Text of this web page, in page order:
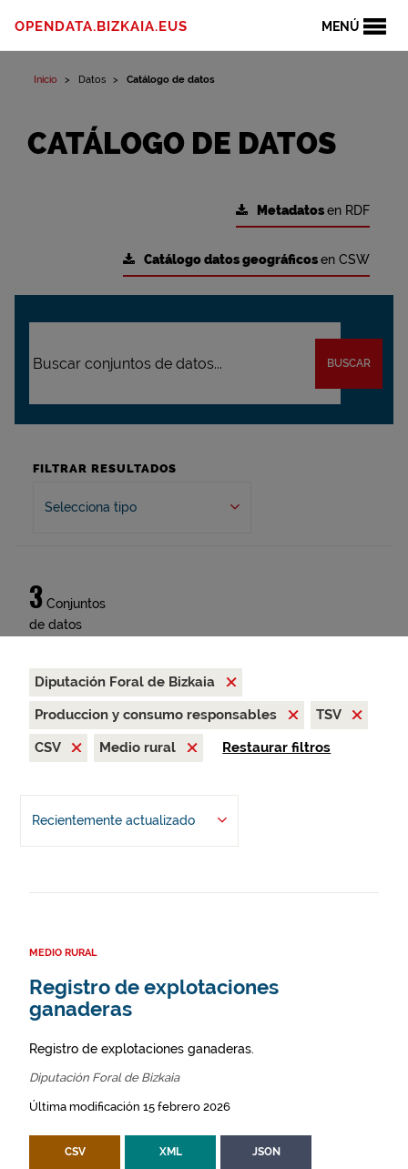
MENÚ
OPENDATA.BIZKAIA.EUS
Inicio Datos Catálogo de datos
CATÁLOGO DE DATOS
Metadatosen RDF
Catálogo datos geográficosen CSW
BUSCAR
FILTRAR RESULTADOS
Selecciona tipo
3 Conjuntos
de datos
Diputación Foral de Bizkaia
Produccion y consumo responsables
TSV
CSV
Medio rural Restaurar filtros
Recientemente actualizado
MEDIO RURAL
Registro de explotaciones
ganaderas
Registro de explotaciones ganaderas.
Diputación Foral de Bizkaia
Última modificación 15 febrero 2026
CSV XML JSON